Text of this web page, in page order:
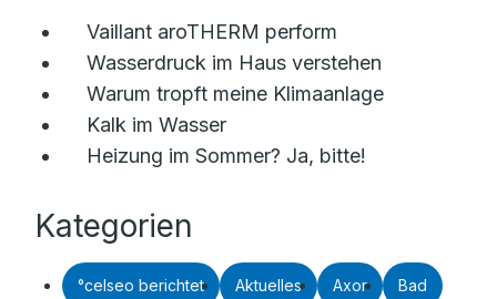
Vaillant aroTHERM perform
Wasserdruck im Haus verstehen
Warum tropft meine Klimaanlage
Kalk im Wasser
Heizung im Sommer? Ja, bitte!
Kategorien
°celseo berichtet Aktuelles Axor Bad